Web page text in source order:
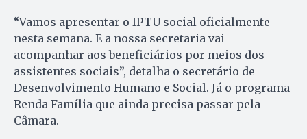
“Vamos apresentar o IPTU social oficialmente
nesta semana. E a nossa secretaria vai
acompanhar aos beneficiários por meios dos
assistentes sociais”, detalha o secretário de
Desenvolvimento Humano e Social. Já o programa
Renda Família que ainda precisa passar pela
Câmara.